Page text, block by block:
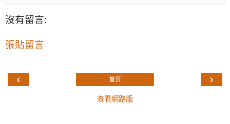
沒有留言:
張貼留言
‹ ›
首頁
查看網路版